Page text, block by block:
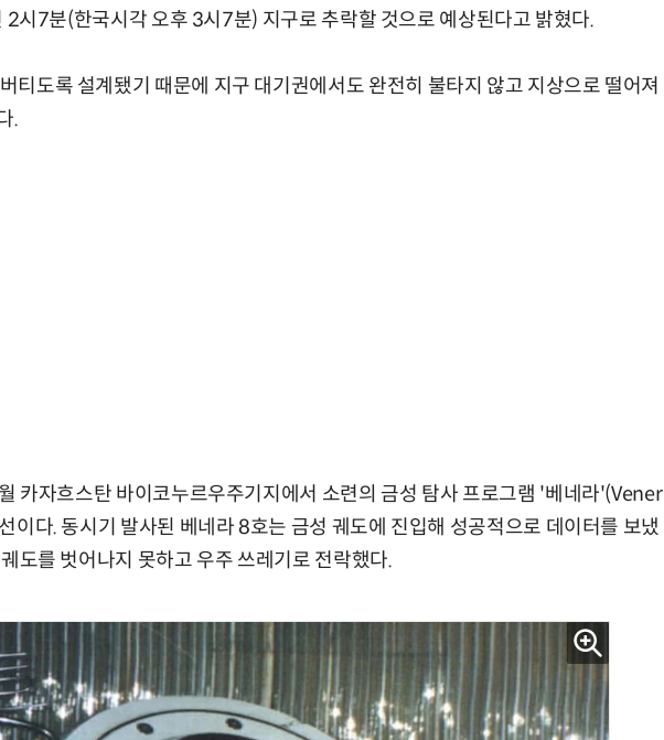
시7분(한국시각 오후 3시7분) 지구로 추락할 것으로 예상된다고 밝혔다.
티도록 설계됐기 때문에 지구 대기권에서도 완전히 불타지 않고 지상으로 떨어져
.
카자흐스탄 바이코누르우주기지에서 소련의 금성 탐사 프로그램 '베네라'(Vener
이다. 동시기 발사된 베네라 8호는 금성 궤도에 진입해 성공적으로 데이터를 보냈
도를 벗어나지 못하고 우주 쓰레기로 전락했다.